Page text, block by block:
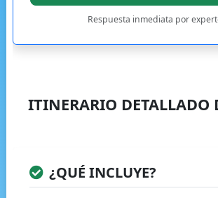
Respuesta inmediata por
ITINERARIO DETALLADO
¿QUÉ INCLUYE?